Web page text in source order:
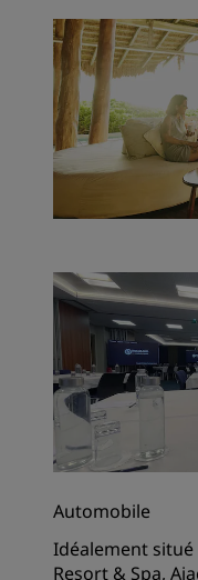
Automobile
Idéalement situé
Resort & Spa,